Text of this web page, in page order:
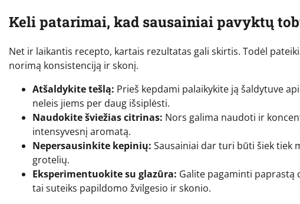
Keli patarimai, kad sausainiai pavyktų
Net ir laikantis recepto, kartais rezultatas gali skirtis. Todėl
norimą konsistenciją ir skonį.
Atšaldykite tešlą: Prieš kepdami palaikykite ją šaldytuve
neleis jiems per daug išsiplėsti.
Naudokite šviežias citrinas: Nors galima naudoti ir
intensyvesnį aromatą.
Nepersausinkite kepinių: Sausainiai dar turi būti šiek tiek
grotelių.
Eksperimentuokite su glazūra: Galite pagaminti paprastą
tai suteiks papildomo žvilgesio ir skonio.